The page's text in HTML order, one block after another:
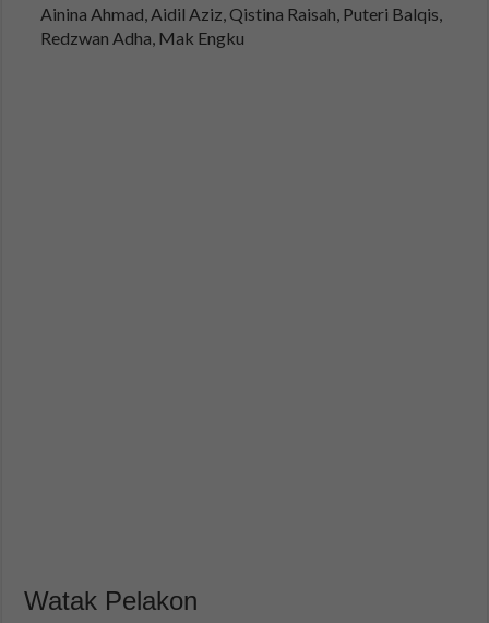
Ainina Ahmad, Aidil Aziz, Qistina Raisah, Puteri Balqis,
Redzwan Adha, Mak Engku
Watak Pelakon